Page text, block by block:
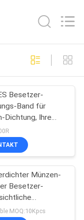
68
28
Besetzer-
Band für
Dichtung, Ihre
Waren
des Versandes
Münzen-
Besetzer-
sackt Digital-
MOQ:10Kpcs